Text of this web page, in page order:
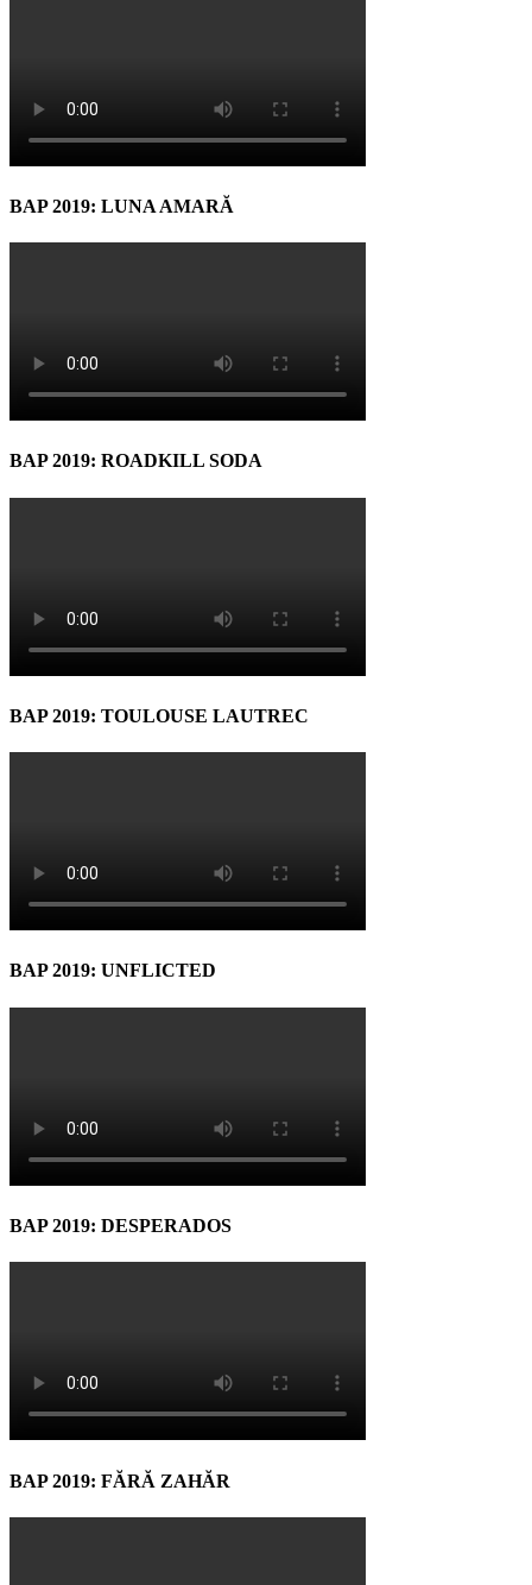
BAP 2019: LUNA AMARĂ
BAP 2019: ROADKILL SODA
BAP 2019: TOULOUSE LAUTREC
BAP 2019: UNFLICTED
BAP 2019: DESPERADOS
BAP 2019: FĂRĂ ZAHĂR